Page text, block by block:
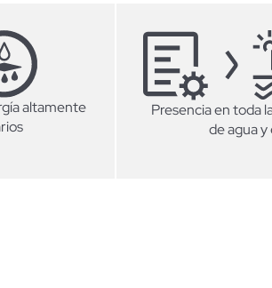
altamente
Presencia en toda
de agua y